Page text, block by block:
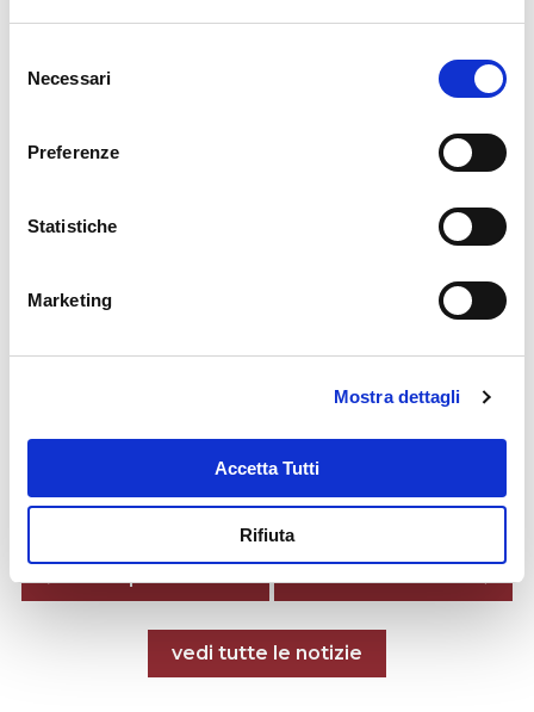
delNecessari
Preferenze
Statistiche
Marketing
Mostra dettagli
Accetta Tutti
Rifiuta
Posts
Notizia precedentePrevious page
Next page
Notizia successiva
Tutte le notizie
vedi tutte le notizie